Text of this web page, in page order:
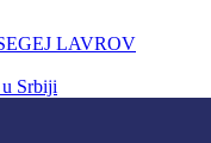
LAVROV
Srbiji